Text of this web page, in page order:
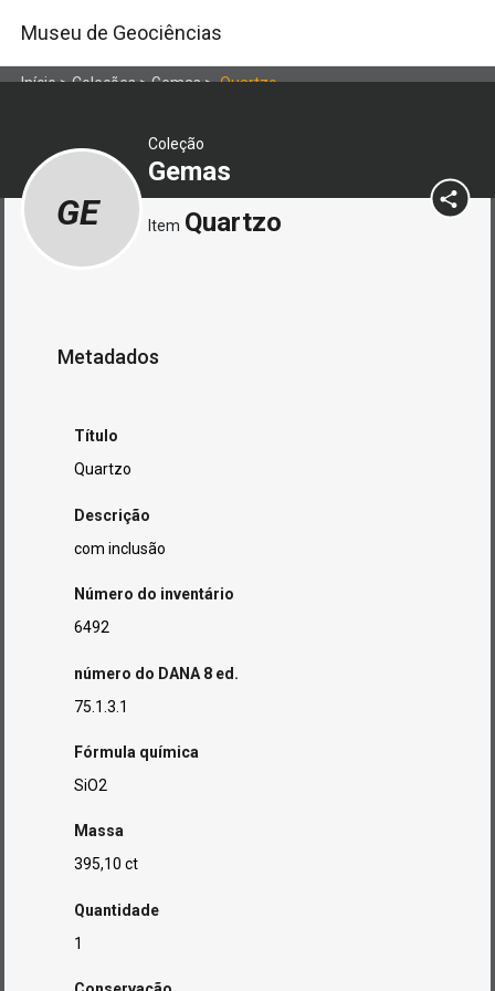
Museu de Geociências
Início>Coleções>Gemas>Quartzo
Coleção
Gemas
GE Item Quartzo
Metadados
Título
Quartzo
Descrição
com inclusão
Número do inventário
6492
número do DANA 8 ed.
75.1.3.1
Fórmula química
SiO2
Massa
395,10 ct
Quantidade
1